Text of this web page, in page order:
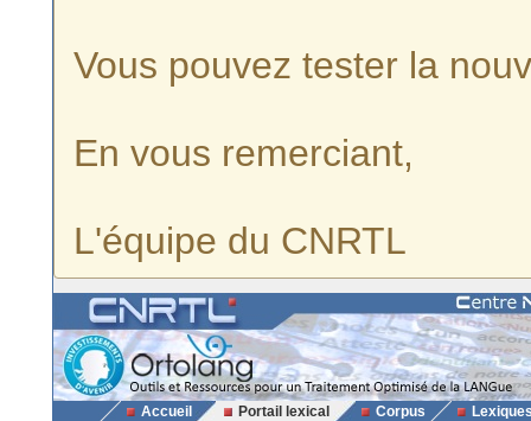
Vous pouvez tester la
En vous remerciant,
L'équipe du CNRTL
Accueil Portail lexical Corpus